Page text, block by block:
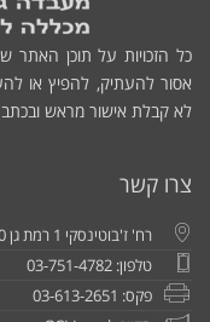
כל הזכויות על תוכן האתר
אסור להעתיק, להפיץ או
לא קבלת אישור מראש
צרו קשר
רח' ז'בוטינסקי 1 רמת גן 52520
טלפון: 03-751-4782
פקס: 03-613-2651